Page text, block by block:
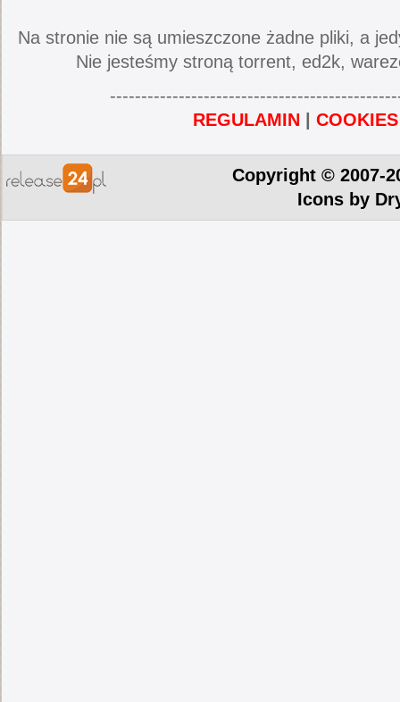
Na stronie nie są umieszczone żadne pliki, a
Nie jesteśmy stroną torrent, ed2k,
REGULAMIN
COOKIES
Copyright © 2007-
Icons by